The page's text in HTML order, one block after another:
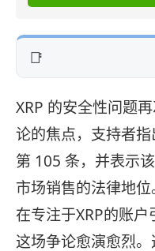
XRP 的安全性问题
论的焦点，支持者
第 105 条，并表示
市场销售的法律地位
在专注于XRP的账户
这场争论愈演愈烈